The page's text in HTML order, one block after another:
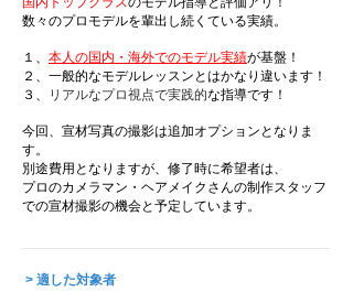
数々のプロモデルを輩出し続くている実績。
１、 本人の国内・海外でのモデル実績が基盤！
２、一般的なモデルレッスンとはかなり違います！
３、
リアルなプロ視点で実践的な指導です！
今回、宣材写真の撮影は追加オプションとなりま
す。
別途費用となりますが、修了時に希望者は、
​プロのカメラマン・ヘアメイクさんの制作スタッフ
での宣材撮影の機会と予定しています。
> 適した対象者